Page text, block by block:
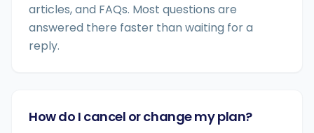
articles, and FAQs. Most questions are
answered there faster than waiting for a
reply.
How do I cancel or change my plan?